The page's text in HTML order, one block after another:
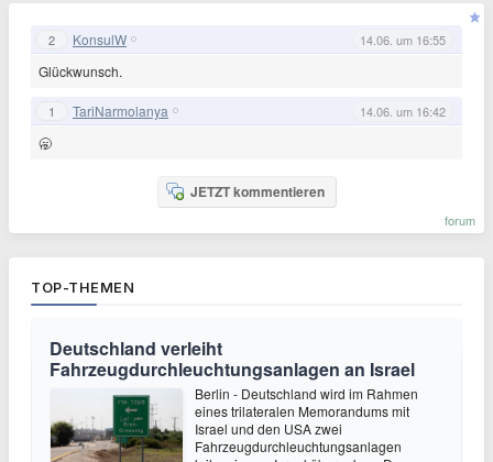
2 KonsulW 14.06. um 16:55
Glückwunsch.
1 TariNarmolanya 14.06. um 16:42
🥱
JETZT kommentieren
forum
TOP-THEMEN
Deutschland verleiht
Fahrzeugdurchleuchtungsanlagen an Israel
Berlin - Deutschland wird im Rahmen
eines trilateralen Memorandums mit
Israel und den USA zwei
Fahrzeugdurchleuchtungsanlagen